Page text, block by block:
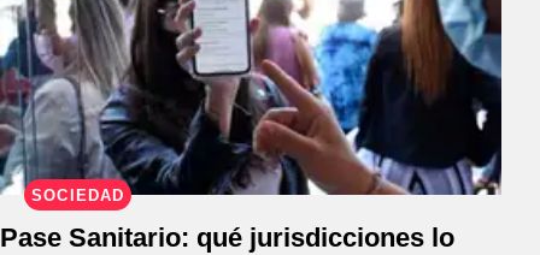
SOCIEDAD
Pase Sanitario: qué jurisdicciones lo